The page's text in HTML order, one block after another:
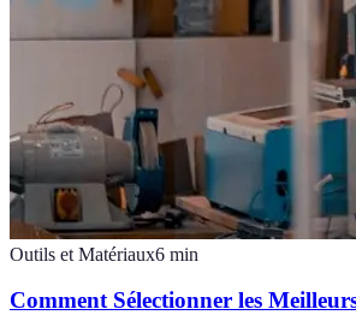
Outils et Matériaux6 min
Comment Sélectionner les